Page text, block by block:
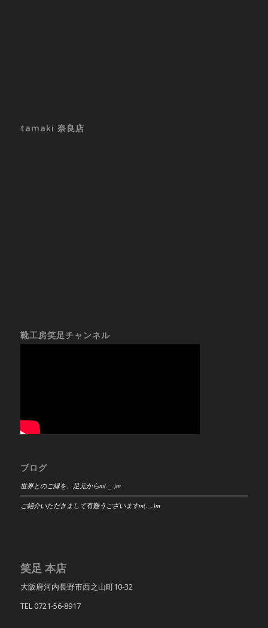
tamaki 奈良店
靴工房笑足チャンネル
ブログ
世界とのご縁を、足元からm(._.)m
ご紹介いただきまして有難うございますm(._.)m
笑足 本店
大阪府河内長野市西之山町10-32
TEL 0721-56-8917